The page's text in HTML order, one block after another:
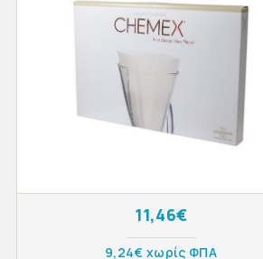
11,46€
9,24€ χωρίς ΦΠΑ